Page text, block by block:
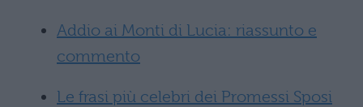
Addio ai Monti di Lucia: riassunto e
commento
Le frasi più celebri dei Promessi Sposi